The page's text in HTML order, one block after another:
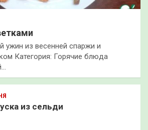
ужин из весенней спаржи и
Категория: Горячие блюда
из сельди